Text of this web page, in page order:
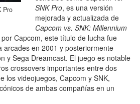
Pro
SNK Pro, es una versión
mejorada y actualizada de
Capcom vs. SNK: Millennium
Capcom, este título de lucha fue
arcades en 2001 y posteriormente
y Sega Dreamcast. El juego es notable
crossovers importantes entre dos
los videojuegos, Capcom y SNK,
de ambas compañías en un